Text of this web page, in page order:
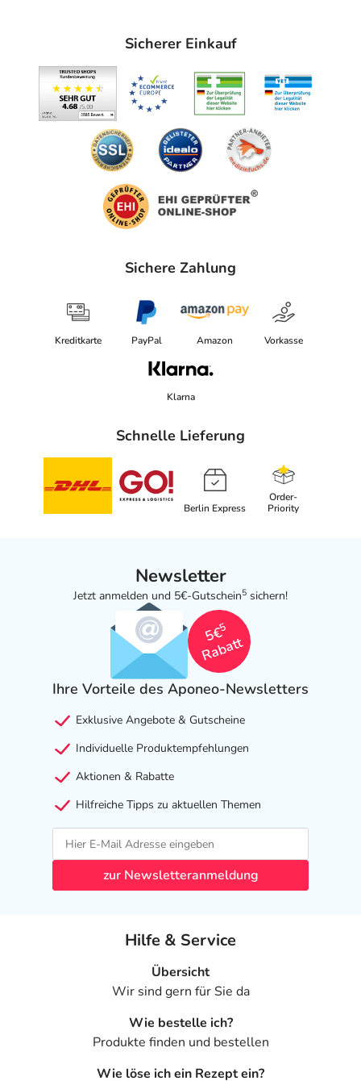
Sicherer Einkauf
Sichere Zahlung
Kreditkarte PayPal Amazon Vorkasse
Klarna
Schnelle Lieferung
Berlin Express
Order-
Priority
Newsletter
Jetzt anmelden und 5€-Gutschein5 sichern!
5€
5
Rabatt
Ihre Vorteile des Aponeo-Newsletters
Exklusive Angebote & Gutscheine
Individuelle Produktempfehlungen
Aktionen & Rabatte
Hilfreiche Tipps zu aktuellen Themen
zur Newsletteranmeldung
Hilfe & Service
Übersicht
Wir sind gern für Sie da
Wie bestelle ich?
Produkte finden und bestellen
Wie löse ich ein Rezept ein?